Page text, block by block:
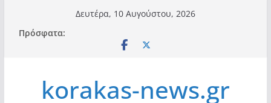
περιεχόμενο
Δευτέρα, 10 Αυγούστου, 2026
Πρόσφατα:
korakas-news.gr